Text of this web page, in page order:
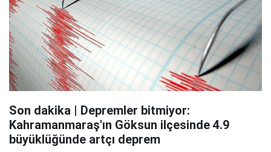
Son dakika | Depremler bitmiyor:
Kahramanmaraş'ın Göksun ilçesinde 4.9
büyüklüğünde artçı deprem